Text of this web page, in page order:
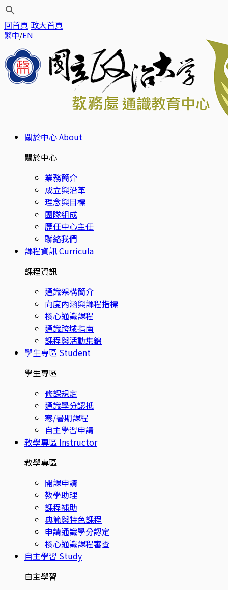
回首頁 政大首頁
繁中 EN
關於中心About
關於中心
業務簡介
成立與沿革
理念與目標
團隊組成
歷任中心主任
聯絡我們
課程資訊Curricula
課程資訊
通識架構簡介
向度內涵與課程指標
核心通識課程
通識跨域指南
課程與活動集錦
學生專區 Student
學生專區
修課規定
通識學分認抵
寒/暑期課程
自主學習申請
教學專區 Instructor
教學專區
開課申請
教學助理
課程補助
典範與特色課程
申請通識學分認定
核心通識課程審查
自主學習 Study
自主學習